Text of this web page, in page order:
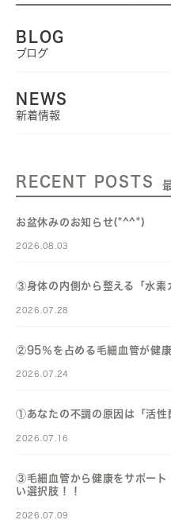
BLOG
ブログ
NEWS
新着情報
RECENT POSTS
お盆休みのお知らせ(*^^*)
2026.08.03
③身体の内側から整える「水素
2026.07.28
②95％を占める毛細血管が健康
2026.07.24
①あなたの不調の原因は「活性
2026.07.16
③毛細血管から健康をサポート
い選択肢！！
2026.07.09